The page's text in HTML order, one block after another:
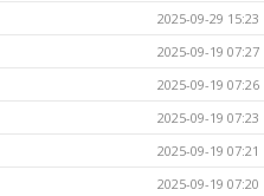
2025-09-29 15:23
2025-09-19 07:27
2025-09-19 07:26
2025-09-19 07:23
2025-09-19 07:21
2025-09-19 07:20